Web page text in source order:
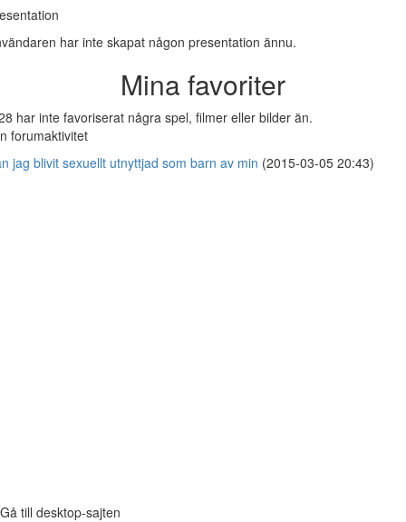
har inte skapat någon presentation ännu.
Mina favoriter
har inte favoriserat några spel, filmer eller bilder än.
forumaktivitet
jag blivit sexuellt utnyttjad som barn av min (2015-03-05 20:43)
Gå till desktop-sajten